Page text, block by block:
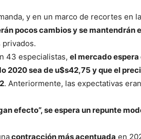
y en un marco de recortes en la
pocos cambios y se mantendrán
privados.
43 especialistas, el mercado espera
2020 sea de u$s42,75 y que el
. Anteriormente, las expectativas
efecto”, se espera un repunte
contracción más acentuada en